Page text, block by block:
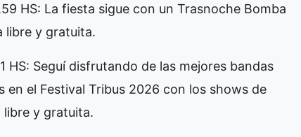
HS: La fiesta sigue con un Trasnoche Bomba
libre y gratuita.
HS: Seguí disfrutando de las mejores bandas
en el Festival Tribus 2026 con los shows de
libre y gratuita.